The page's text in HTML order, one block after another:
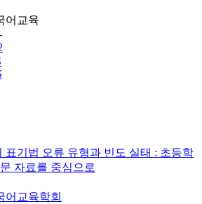
어교육
표기법 오류 유형과 빈도 실태 : 초등학
자료를 중심으로
어교육학회